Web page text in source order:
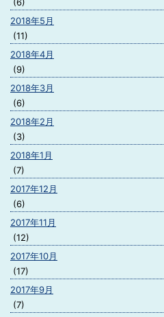
2018年5月
(11)
2018年4月
(9)
2018年3月
(6)
2018年2月
(3)
2018年1月
(7)
2017年12月
(6)
2017年11月
(12)
2017年10月
(17)
2017年9月
(7)